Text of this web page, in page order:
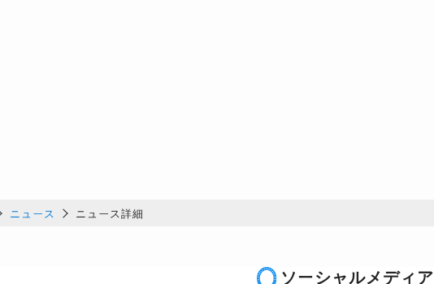
ニュース ニュース詳細
ソーシャルメディア